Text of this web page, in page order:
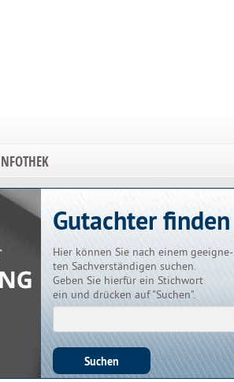
Gutachter finden
Hier können Sie nach einem geeigne-
ten Sachverständigen suchen.
Geben Sie hierfür ein Stichwort
ein und drücken auf "Suchen".